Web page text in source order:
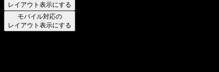
レイアウト表示にする
モバイル対応の
レイアウト表示にする